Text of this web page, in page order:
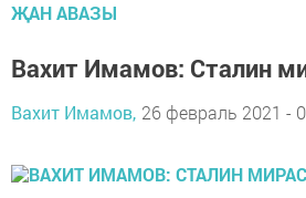
ҖАН АВАЗЫ
Вахит Имамов: Сталин
Вахит Имамов, 26 февраль 2021 -